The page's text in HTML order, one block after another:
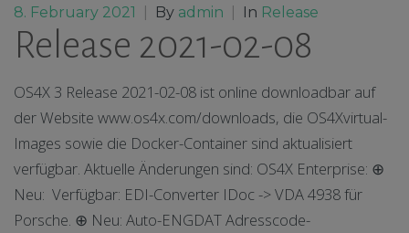
8. February 2021 By admin In Release
Release 2021-02-08
OS4X 3 Release 2021-02-08 ist online downloadbar auf
der Website www.os4x.com/downloads, die OS4Xvirtual-
Images sowie die Docker-Container sind aktualisiert
verfügbar. Aktuelle Änderungen sind: OS4X Enterprise: ⊕
Neu: Verfügbar: EDI-Converter IDoc -> VDA 4938 für
Porsche. ⊕ Neu: Auto-ENGDAT Adresscode-